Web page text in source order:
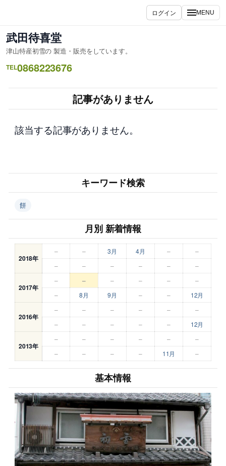
を
ス
キ
ッ
ログイン MENU
武田待喜堂
津山特産初雪の 製造・販売をしています。
TEL0868223676
記事がありません
該当する記事がありません。
キーワード検索
餅
月別 新着情報
2018年
– – 3月 4月 –
–
–
– – – – –
2017年
– – – – –
–
–
8月 9月 – – 12月
2016年
– – – – –
–
–
– – – – 12月
2013年
– – – – –
–
–
– – – 11月 –
基本情報